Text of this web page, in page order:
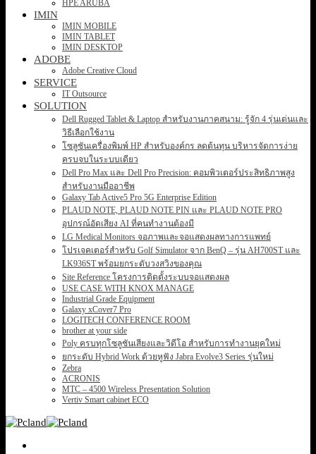
HPE ARUBA
IMIN
IMIN MOBILE
IMIN TABLET
IMIN DESKTOP
ADOBE
Adobe Creative Cloud
SERVICE
IT Outsource
SOLUTION
Dell Rugged Tablet & Laptop สำหรับงานภาคสนาม: รู้จัก 4 รุ่นเด่นและ
วิธีเลือกใช้งาน
โซลูชันเครื่องพิมพ์ HP สำหรับองค์กร ลดต้นทุน บริหารจัดการง่าย
ครบจบในระบบเดียว
Dell Pro Max และ Dell Pro Precision: คอมพิวเตอร์ประสิทธิภาพสูง
สำหรับงานมืออาชีพ
Galaxy Tab Active5 Pro 5G Enterprise Edition
PLAUD NOTE, PLAUD NOTE PIN และ PLAUD NOTE PRO
อุปกรณ์อัดเสียง AI ที่คนทำงานต้องมี
LG Medical Monitors จอภาพและจอแสดงผลทางการแพทย์
โปรเจคเตอร์สำหรับ Golf Simulator จาก BenQ – รุ่น AH700ST และ
LK936ST พร้อมยกระดับวงสวิงของคุณ
Site Reference โครงการติดตั้งระบบจอแสดงผล
USE CASE WITH KNOX MANAGE
Industrial Grade Equipment
Galaxy xCover7 Pro
LOGITECH CONFERENCE ROOM
brother at your side
Poly ครบทุกโซลูชันเสียงและวิดีโอ สำหรับการทำงานยุคใหม่
ยกระดับ Hybrid Work ด้วยหูฟัง Jabra Evolve3 Series รุ่นใหม่
Zebra
ACRONIS
MTC – 4500 Wireless Presentation Solution
Vertiv Smart cabinet ECO